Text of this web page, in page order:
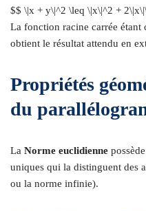
$$ \|x + y\|^2 \leq \|x\|^2 +
La fonction racine carrée
obtient le résultat attendu en
Propriétés
du
La Norme euclidienne
uniques qui la distinguent des
ou la norme infinie).